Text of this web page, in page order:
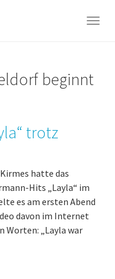
beginnt
trotz
hatte das
Hits „Layla“ im
es am ersten Abend
davon im Internet
Worten: „Layla war